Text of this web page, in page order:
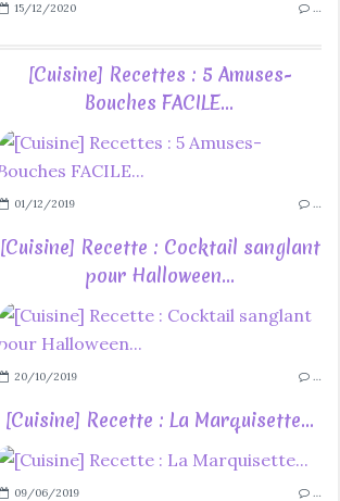
15/12/2020 …
[Cuisine] Recettes : 5 Amuses-
Bouches FACILE...
01/12/2019 …
[Cuisine] Recette : Cocktail sanglant
pour Halloween...
20/10/2019 …
[Cuisine] Recette : La Marquisette...
09/06/2019 …